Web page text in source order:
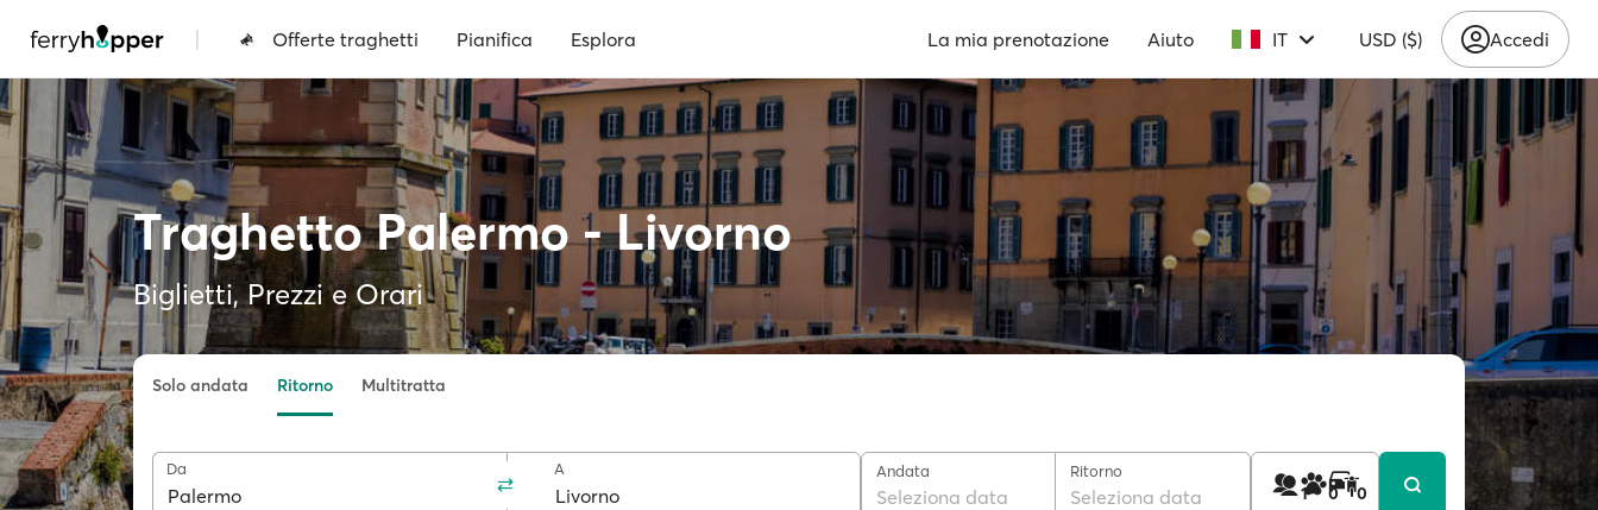
| Offerte traghetti Pianifica Esplora La mia prenotazione Aiuto IT USD ($) Accedi
Traghetto Palermo - Livorno
Biglietti, Prezzi e Orari
Solo andata Ritorno Multitratta
Da A Andata
Seleziona data
Ritorno
Seleziona data 1 0 0